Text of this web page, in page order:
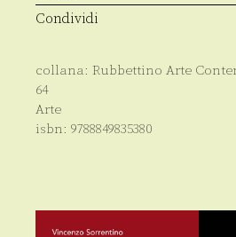
Condividi
collana: Rubbettino Arte
64
Arte
isbn: 9788849835380